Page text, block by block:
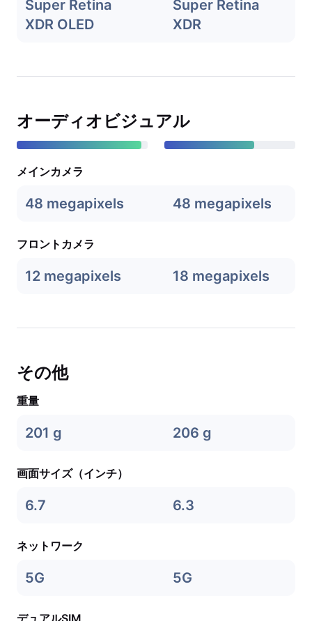
Super Retina
XDR OLED
Super Retina
XDR
オーディオビジュアル
メインカメラ
48 megapixels 48 megapixels
フロントカメラ
12 megapixels 18 megapixels
その他
重量
201 g 206 g
画面サイズ（インチ）
6.7 6.3
ネットワーク
5G 5G
デュアルSIM